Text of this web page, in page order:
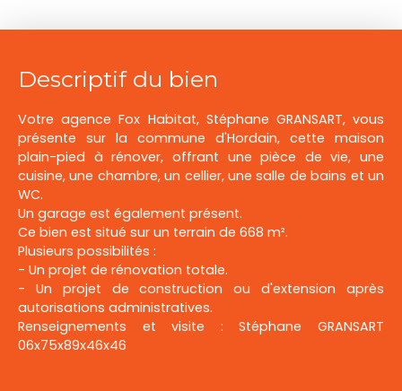
Descriptif du bien
Votre agence Fox Habitat, Stéphane GRANSART, vous
présente sur la commune d'Hordain, cette maison
plain-pied à rénover, offrant une pièce de vie, une
cuisine, une chambre, un cellier, une salle de bains et un
WC.
Un garage est également présent.
Ce bien est situé sur un terrain de 668 m².
Plusieurs possibilités :
- Un projet de rénovation totale.
- Un projet de construction ou d'extension après
autorisations administratives.
Renseignements et visite : Stéphane GRANSART
06x75x89x46x46